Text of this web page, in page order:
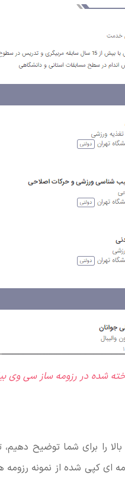
شده در رزومه ساز سی وی
برای شما توضیح دهیم، تا
کپی شده از نمونه رزومه